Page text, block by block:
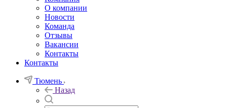
О компании
Новости
Команда
Отзывы
Вакансии
Контакты
Контакты
Тюмень
Назад